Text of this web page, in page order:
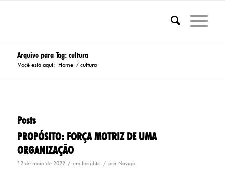
Arquivo para Tag: cultura
Você está aqui: Home / cultura
Posts
PROPÓSITO: FORÇA MOTRIZ DE UMA
ORGANIZAÇÃO
12 de maio de 2022 / em Insights / por Navigo